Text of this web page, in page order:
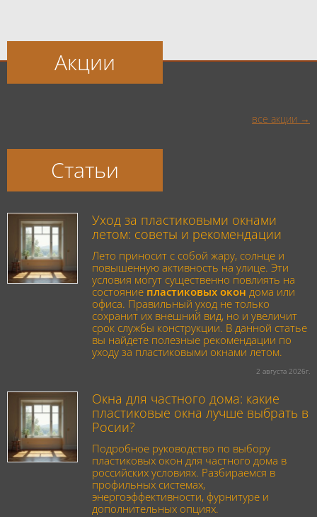
Акции
все акции
Статьи
Уход за пластиковыми окнами
летом: советы и рекомендации
Лето приносит с собой жару, солнце и
повышенную активность на улице. Эти
условия могут существенно повлиять на
состояние пластиковых окон дома или
офиса. Правильный уход не только
сохранит их внешний вид, но и увеличит
срок службы конструкции. В данной статье
вы найдете полезные рекомендации по
уходу за пластиковыми окнами летом.
2 августа 2026г.
Окна для частного дома: какие
пластиковые окна лучше выбрать в
Росии?
Подробное руководство по выбору
пластиковых окон для частного дома в
российских условиях. Разбираемся в
профильных системах,
энергоэффективности, фурнитуре и
дополнительных опциях.